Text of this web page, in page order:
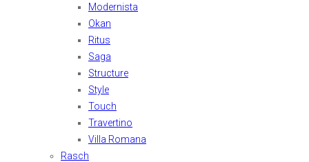
Modernista
Okan
Ritus
Saga
Structure
Style
Touch
Travertino
Villa Romana
Rasch